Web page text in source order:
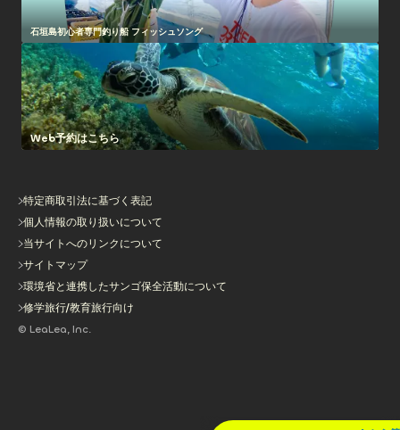
石垣島初心者専門釣り船 フィッシュソング
Web予約はこちら
特定商取引法に基づく表記
個人情報の取り扱いについて
当サイトへのリンクについて
サイトマップ
環境省と連携したサンゴ保全活動について
修学旅行/教育旅行向け
© LeaLea, Inc.